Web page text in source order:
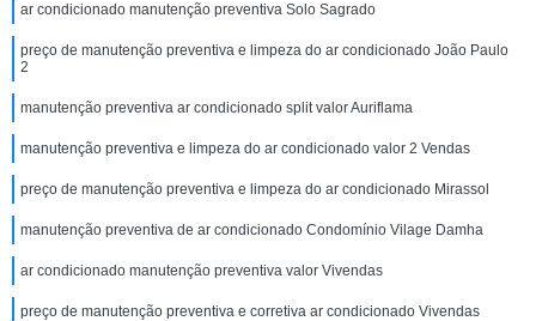
ar condicionado manutenção preventiva Solo Sagrado
preço de manutenção preventiva e limpeza do ar condicionado João Paulo
2
manutenção preventiva ar condicionado split valor Auriflama
manutenção preventiva e limpeza do ar condicionado valor 2 Vendas
preço de manutenção preventiva e limpeza do ar condicionado Mirassol
manutenção preventiva de ar condicionado Condomínio Vilage Damha
ar condicionado manutenção preventiva valor Vivendas
preço de manutenção preventiva e corretiva ar condicionado Vivendas